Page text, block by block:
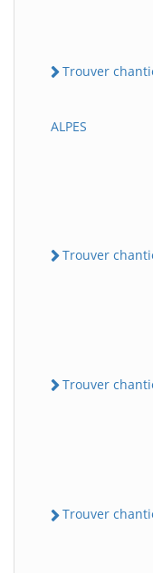
Trouver
ALPES
Trouver
Trouver
Trouver